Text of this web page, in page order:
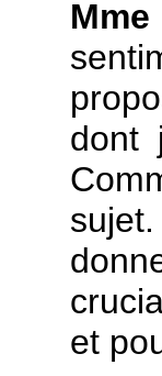
dont
et